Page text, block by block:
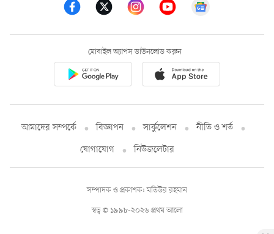
মোবাইল অ্যাপস ডাউনলোড করুন
আমাদের সম্পর্কে বিজ্ঞাপন সার্কুলেশন
নীতি ও শর্ত
যোগাযোগ
নিউজলেটার
স্বত্ব © ১৯৯৮-২০২৬ প্রথম আলো
সম্পাদক ও প্রকাশক: মতিউর রহমান